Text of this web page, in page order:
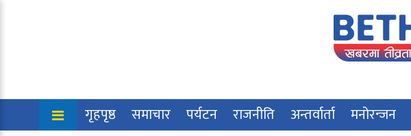
गृहपृष्ठ समाचार पर्यटन राजनीति अन्तर्वार्ता मनोरन्जन